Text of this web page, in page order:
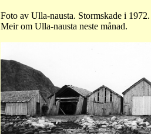
Foto av Ulla-nausta. Stormskade i
Meir om Ulla-nausta neste månad.